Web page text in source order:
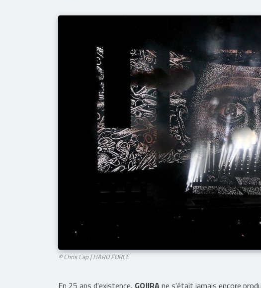
© Chris Cap | HARD FORCE​
En 25 ans d'existence, GOJIRAne s'était jamais encore